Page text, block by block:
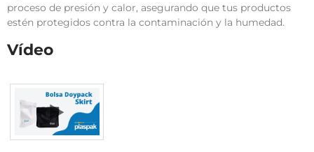
proceso de presión y calor, asegurando que tus productos
estén protegidos contra la contaminación y la humedad.
Vídeo